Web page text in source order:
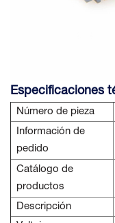
Especificaciones
Número de pieza
Información de
pedido
Catálogo de
productos
Descripción